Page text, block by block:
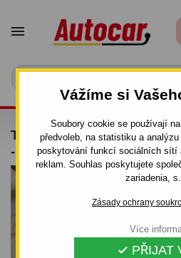
Vážíme si
Soubory cookie se používají
předvoleb, na statistiku a
poskytování funkcí sociálních sítí
reklam. Souhlas poskytujete
zariadenia,
Zásady ochrany
 PŘIJAT
Více

TAŽNÉ ZAŘÍZENÍ PRO
- 4DV. - ŠROUBOVÝ